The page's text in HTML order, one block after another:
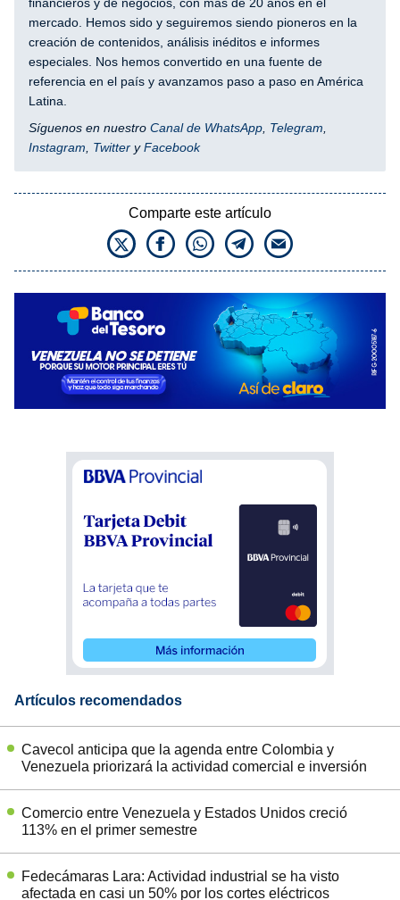
mercado. Hemos sido y seguiremos siendo pioneros en la
creación de contenidos, análisis inéditos e informes
especiales. Nos hemos convertido en una fuente de
referencia en el país y avanzamos paso a paso en América
Latina.
Síguenos en nuestro Canal de WhatsApp Telegram
Instagram
Twitter yFacebook
Comparte este artículo
Artículos recomendados
Cavecol anticipa que la agenda entre Colombia y
Venezuela priorizará la actividad comercial e inversión
Comercio entre Venezuela y Estados Unidos creció
113% en el primer semestre
Fedecámaras Lara: Actividad industrial se ha visto
afectada en casi un 50% por los cortes eléctricos